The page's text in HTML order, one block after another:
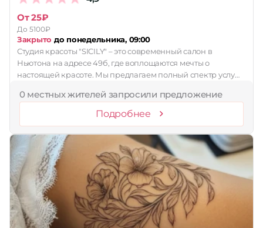
Принимает сертификаты
Применить
Сбросить
От 25₽
До 5100₽
Закрыто до понедельника, 09:00
Студия красоты "SICILY" – это современный салон в
Ньютона на адресе 49б, где воплощаются мечты о
настоящей красоте. Мы предлагаем полный спектр услу…
0 местных жителей запросили предложение
Подробнее